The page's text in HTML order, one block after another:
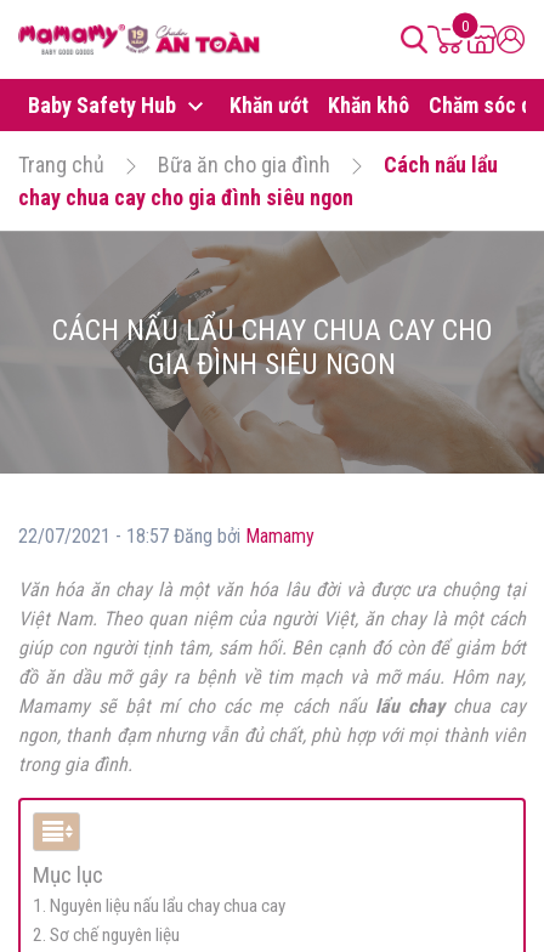
0
Baby Safety Hub Khăn ướt Khăn khô Chăm sóc da
Trang chủ Bữa ăn cho gia đình
Cách nấu lẩu
chay chua cay cho gia đình siêu ngon
CÁCH NẤU LẨU CHAY CHUA CAY CHO
GIA ĐÌNH SIÊU NGON
22/07/2021 - 18:57 Đăng bởi Mamamy
Văn hóa ăn chay là một văn hóa lâu đời và được ưa chuộng tại
Việt Nam. Theo quan niệm của người Việt, ăn chay là một cách
giúp con người tịnh tâm, sám hối. Bên cạnh đó còn để giảm bớt
đồ ăn dầu mỡ gây ra bệnh về tim mạch và mỡ máu. Hôm nay,
Mamamy sẽ bật mí cho các mẹ cách nấulẩu chaychua cay
ngon, thanh đạm nhưng vẫn đủ chất, phù hợp với mọi thành viên
trong gia đình.
Mục lục
1. Nguyên liệu nấu lẩu chay chua cay
2. Sơ chế nguyên liệu